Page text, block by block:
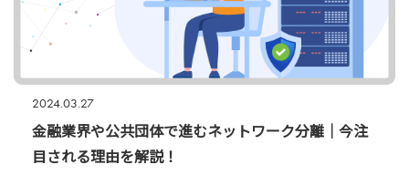
2024.03.27
金融業界や公共団体で進むネットワーク分離｜今注
目される理由を解説！